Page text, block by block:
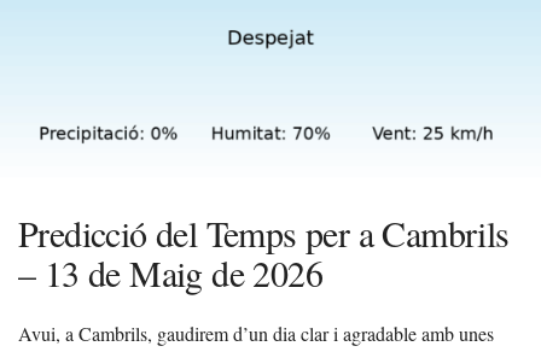
Predicció del Temps per a Cambrils
– 13 de Maig de 2026
Avui, a Cambrils, gaudirem d’un dia clar i agradable amb unes